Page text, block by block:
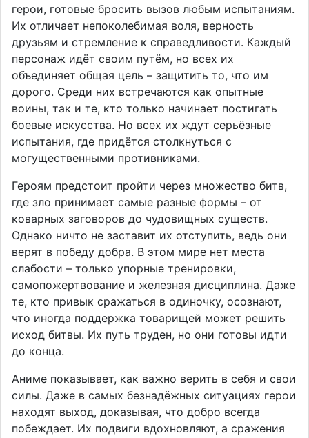
герои, готовые бросить вызов любым испытаниям.
Их отличает непоколебимая воля, верность
друзьям и стремление к справедливости. Каждый
персонаж идёт своим путём, но всех их
объединяет общая цель – защитить то, что им
дорого. Среди них встречаются как опытные
воины, так и те, кто только начинает постигать
боевые искусства. Но всех их ждут серьёзные
испытания, где придётся столкнуться с
могущественными противниками.
Героям предстоит пройти через множество битв,
где зло принимает самые разные формы – от
коварных заговоров до чудовищных существ.
Однако ничто не заставит их отступить, ведь они
верят в победу добра. В этом мире нет места
слабости – только упорные тренировки,
самопожертвование и железная дисциплина. Даже
те, кто привык сражаться в одиночку, осознают,
что иногда поддержка товарищей может решить
исход битвы. Их путь труден, но они готовы идти
до конца.
Аниме показывает, как важно верить в себя и свои
силы. Даже в самых безнадёжных ситуациях герои
находят выход, доказывая, что добро всегда
побеждает. Их подвиги вдохновляют, а сражения